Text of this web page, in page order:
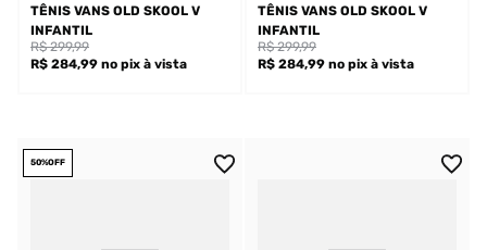
TÊNIS VANS OLD SKOOL V
INFANTIL
R$ 284,99 no pix à vista
R$ 299,99
TÊNIS VANS OLD SKOOL V
INFANTIL
R$ 284,99 no pix à vista
R$ 299,99
50%OFF